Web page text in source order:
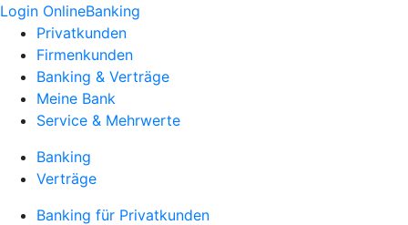
Login OnlineBanking
Privatkunden
Firmenkunden
Banking & Verträge
Meine Bank
Service & Mehrwerte
Banking
Verträge
Banking für Privatkunden